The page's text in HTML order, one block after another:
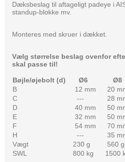
Dæksbeslag til aftageligt padeye i
standup-blokke mv.
Monteres med skruer i dækket.
Vælg størrelse beslag ovenfor
skal passe til!
Bøjle/øjebolt (d) Ø6 Ø8
B
12 mm 20
C
--- 28
D
40 mm 50
E
32 mm 50
F
54 mm 70
H
--- 35
Vægt
230 g 560 g
SWL
800 kg 1500